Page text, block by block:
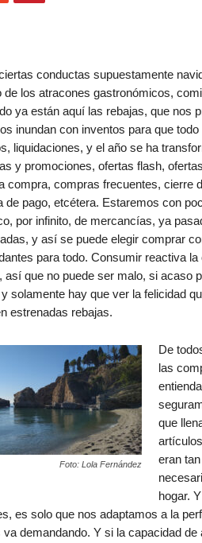
conductas supuestamente
de los atracones gastronómicos,
ya están aquí las rebajas, que nos
inundan con inventos para que
liquidaciones, y el año se ha
y promociones, ofertas flash,
compra, compras frecuentes, cierre
de pago, etcétera. Estaremos con
por infinito, de mercancías, ya
y así se puede elegir comprar
para todo. Consumir reactiva
así que no puede ser malo, si acaso
solamente hay que ver la felicidad
estrenadas rebajas.
Foto: Lola Fernández
De
las
que
eran
hogar.
es solo que nos adaptamos a la
demandando. Y si la capacidad